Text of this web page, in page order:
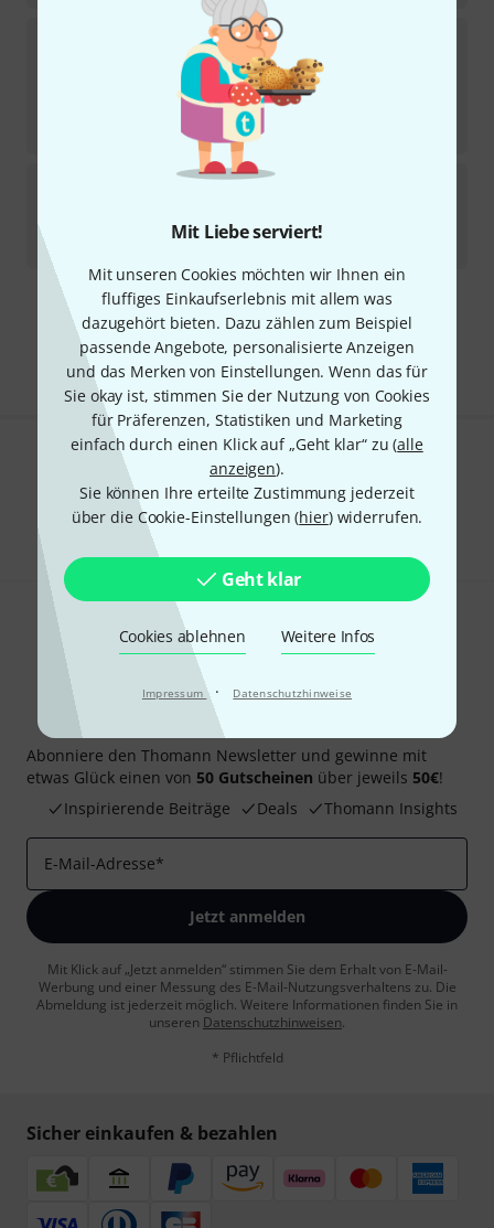
Mit Liebe serviert!
Mit unseren Cookies möchten wir Ihnen ein
fluffiges Einkaufserlebnis mit allem was
dazugehört bieten. Dazu zählen zum Beispiel
passende Angebote, personalisierte Anzeigen
und das Merken von Einstellungen. Wenn das für
Sie okay ist, stimmen Sie der Nutzung von Cookies
für Präferenzen, Statistiken und Marketing
einfach durch einen Klick auf „Geht klar“ zu (alle
anzeigen).
Sie können Ihre erteilte Zustimmung jederzeit
über die Cookie-Einstellungen (hier) widerrufen.
Geht klar
Cookies ablehnen Weitere Infos
Impressum · Datenschutzhinweise
DAddario Woodwinds
5
Sofort lieferbar
€
UVP: 219 €
DAddario Woodwinds
Sofort lieferbar
€
Kostenloser Versand ab 29 €
Alle Preise inkl. MwSt.
Gefällt Ihnen, was Sie sehen?
Teilen Hilfe & Feedback
Thomann Newsletter
Abonniere den Thomann Newsletter und gewinne mit
etwas Glück einen von 50 Gutscheinen über jeweils 50€!
Inspirierende Beiträge
Deals Thomann Insights
E-Mail-Adresse*
Jetzt anmelden
Mit Klick auf „Jetzt anmelden“ stimmen Sie dem Erhalt von E-Mail-
Werbung und einer Messung des E-Mail-Nutzungsverhaltens zu. Die
Abmeldung ist jederzeit möglich. Weitere Informationen finden Sie in
unseren Datenschutzhinweisen.
* Pflichtfeld
Sicher einkaufen & bezahlen